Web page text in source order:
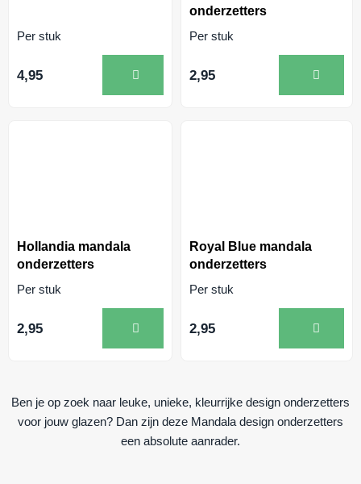
Per stuk
4,95
onderzetters
Per stuk
2,95
Hollandia mandala
onderzetters
Per stuk
2,95
Royal Blue mandala
onderzetters
Per stuk
2,95
Ben je op zoek naar leuke, unieke, kleurrijke design onderzetters
voor jouw glazen? Dan zijn deze Mandala design onderzetters
een absolute aanrader.